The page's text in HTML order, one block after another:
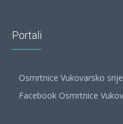
Portali
Osmrtnice Vukovarsko
Facebook Osmrtnice